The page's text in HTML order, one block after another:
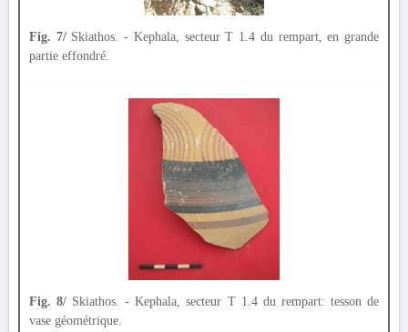
Fig. 7/Skiathos. - Kephala, secteur T 1.4 du rempart, en grande
partie effondré.
Fig. 8/ Skiathos. - Kephala, secteur T 1.4 du rempart: tesson de
vase géométrique.